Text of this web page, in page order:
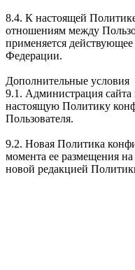
8.4. К настоящей
отношениям между
применяется действующее
Федерации.
Дополнительные условия
9.1. Администрация сайта
настоящую Политику
Пользователя.
9.2. Новая Политика
момента ее размещения
новой редакцией